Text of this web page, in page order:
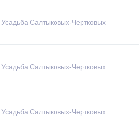
Усадьба Салтыковых-Чертковых
Усадьба Салтыковых-Чертковых
Усадьба Салтыковых-Чертковых